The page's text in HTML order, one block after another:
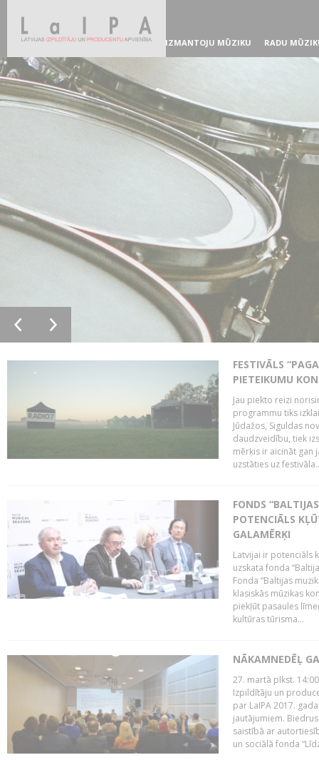
IZMANTOJU MŪZIKU RADU
FESTIVĀLS
PIETEIKUMU
Jau piekto reizi
programmu tiks
Jūdažos, Siguldas
daudzveidību, tiek
mērķis ir aicināt gan
uzstāties uz
FONDS
POTENCIĀLS
GALAMĒRĶI
Latvijai ir potenciāls
uzskata fonda
Fonda “Baltijas
klasiskās mūzikas
piekļūt pasaules
kultūras tūrisma...
NĀKAMNEDĒĻ
27. martā plkst.
Izpildītāju un
par LaIPA 2017.
jautājumiem.
saistībā ar
un sociālā fonda